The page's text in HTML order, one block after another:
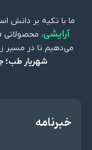
ما با تکیه بر دانش
آرایشی، محصولاتی
می‌دهیم تا در مسیر
شهریار طب؛
خبرنامه